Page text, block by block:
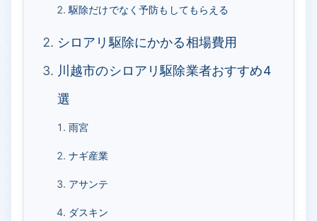
駆除だけでなく予防もしてもらえる
シロアリ駆除にかかる相場費用
川越市のシロアリ駆除業者おすすめ4
選
雨宮
ナギ産業
アサンテ
ダスキン